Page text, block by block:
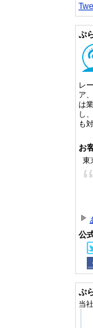
ぷ
レ
ア
は
し
も
お
東
“
公
ぷ
当